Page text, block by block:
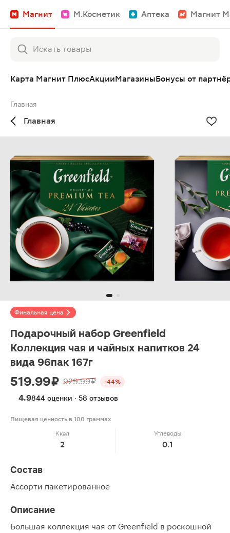
Магнит М.Косметик Аптека Магнит
Карта Магнит ПлюсАкцииМагазиныБонусы от
Главная
Главная
Финальная цена
Подарочный набор Greenfield
Коллекция чая и чайных напитков 24
вида 96пак 167г
519.99 ₽ 929.99 ₽ -44%
4.9844 оценки · 58 отзывов
Пищевая ценность в 100 граммах
Ккал
2
Углеводы
0.1
Состав
Ассорти пакетированное
Описание
Большая коллекция чая от Greenfield в роскошной